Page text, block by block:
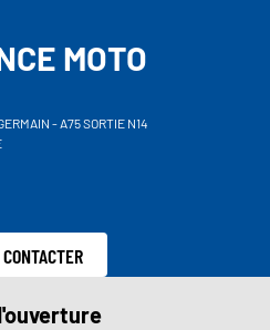
MOTO
- A75 SORTIE N14